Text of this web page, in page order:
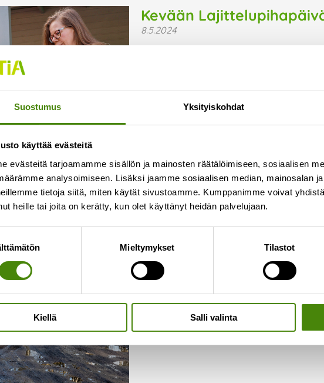
Suostumus Yksityiskohdat
käyttää evästeitä
evästeitä tarjoamamme sisällön ja mainosten räätälöimiseen, sosiaalisen
analysoimiseen. Lisäksi jaamme sosiaalisen median, mainosalan
tietoja siitä, miten käytät sivustoamme. Kumppanimme voivat
heille tai joita on kerätty, kun olet käyttänyt heidän palvelujaan.
Mieltymykset Tilastot
Kiellä Salli valinta
Kevään
8.5.2024
Vuoden 2024 aikana järjestämme
Lajittelupihapäivien tarkoituksena on
jännittää lähteä asioimaan
tutustumaan itsepalveluautomaattiin ja
Kelirikko hankaloittaa
18.4.2024
Kelirikon pehmentämät tiet ovat
asiakaspalveluumme (p. 08 410 8700/
niin huonokuntoinen, ettei jäteauto
Lue lisää »